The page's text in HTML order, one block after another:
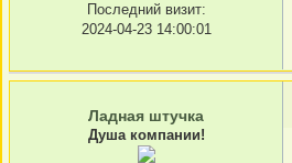
Последний визит:
2024-04-23 14:00:01
Ладная штучка
Душа компании!